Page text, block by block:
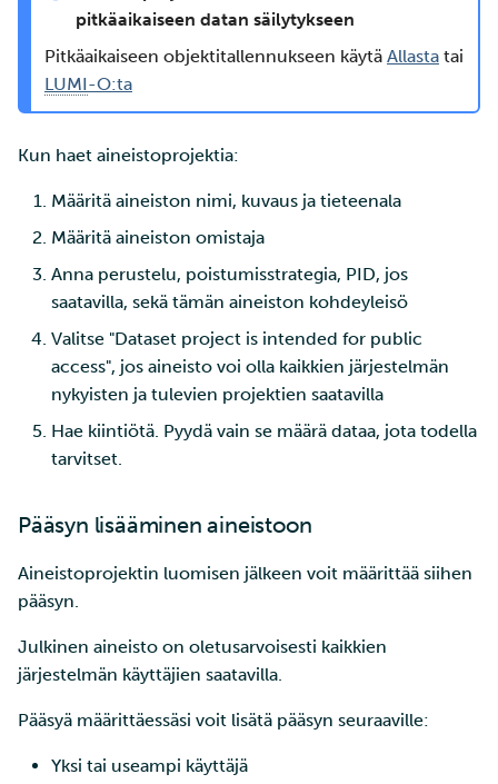
pitkäaikaiseen datan säilytykseen
Pitkäaikaiseen objekti­tallennukseen käytä Allasta tai
LUMI-O:ta
Kun haet aineistoprojektia:
Määritä aineiston nimi, kuvaus ja tieteenala
Määritä aineiston omistaja
Anna perustelu, poistumisstrategia, PID, jos
saatavilla, sekä tämän aineiston kohdeyleisö
Valitse "Dataset project is intended for public
access", jos aineisto voi olla kaikkien järjestelmän
nykyisten ja tulevien projektien saatavilla
Hae kiintiötä. Pyydä vain se määrä dataa, jota todella
tarvitset.
Pääsyn lisääminen aineistoon
Aineistoprojektin luomisen jälkeen voit määrittää siihen
pääsyn.
Julkinen aineisto on oletusarvoisesti kaikkien
järjestelmän käyttäjien saatavilla.
Pääsyä määrittäessäsi voit lisätä pääsyn seuraaville:
Yksi tai useampi käyttäjä